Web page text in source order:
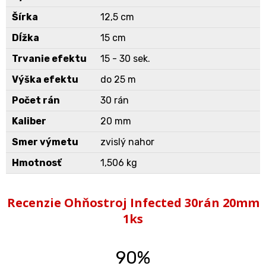
Šírka
12,5 cm
Dĺžka
15 cm
Trvanie efektu
15 - 30 sek.
Výška efektu
do 25 m
Počet rán
30 rán
Kaliber
20 mm
Smer výmetu
zvislý nahor
Hmotnosť
1,506 kg
Recenzie Ohňostroj Infected 30rán 20mm
1ks
90%